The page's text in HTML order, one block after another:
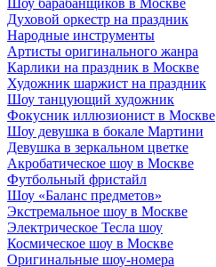
Шоу барабанщиков в Москве
Духовой оркестр на праздник
Народные инструменты
Артисты оригинального жанра
Карлики на праздник в Москве
Художник шаржист на праздник
Шоу танцующий художник
Фокусник иллюзионист в Москве
Шоу девушка в бокале Мартини
Девушка в зеркальном цветке
Акробатическое шоу в Москве
Футбольный фристайл
Шоу «Баланс предметов»
Экстремальное шоу в Москве
Электрическое Тесла шоу
Космическое шоу в Москве
Оригинальные шоу-номера